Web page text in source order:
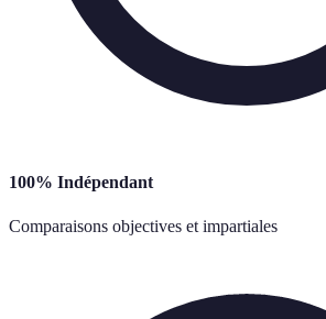
100% Indépendant
Comparaisons objectives et impartiales